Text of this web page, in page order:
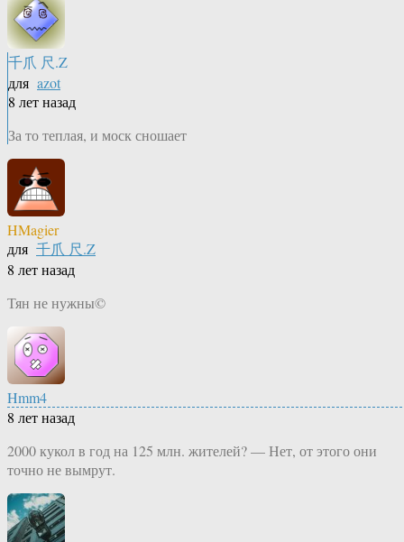
千爪 尺.Z
для azot
8 лет назад
За то теплая, и моск сношает
HMagier
для 千爪 尺.Z
8 лет назад
Тян не нужны©
Hmm4
8 лет назад
2000 кукол в год на 125 млн. жителей? — Нет, от этого они
точно не вымрут.